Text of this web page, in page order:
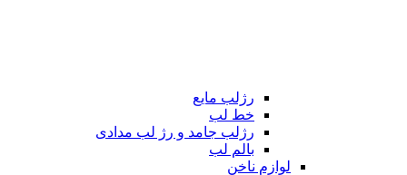
رژلب مایع
خط لب
رژلب جامد و رژ لب مدادی
بالم لب
لوازم ناخن